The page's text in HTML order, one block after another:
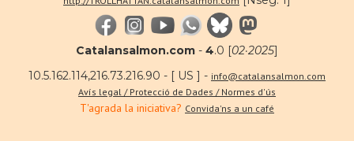
Catalansalmon.com - 4.0 [02·2025]
10.5.162.114,216.73.216.90 - [ US ] - info@catalansalmon.com
Avís legal / Protecció de Dades / Normes d'ús
T'agrada la iniciativa? Convida'ns a un café